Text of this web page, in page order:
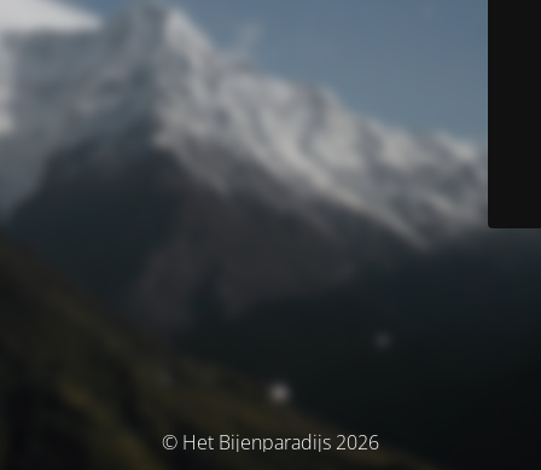
© Het Bijenparadijs 2026